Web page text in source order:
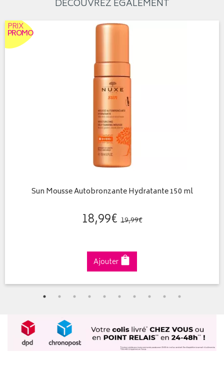
DÉCOUVREZ ÉGALEMENT
PRIX
PROMO
Sun Mousse Autobronzante Hydratante 150 ml
18,99€ 19,99€
Ajouter